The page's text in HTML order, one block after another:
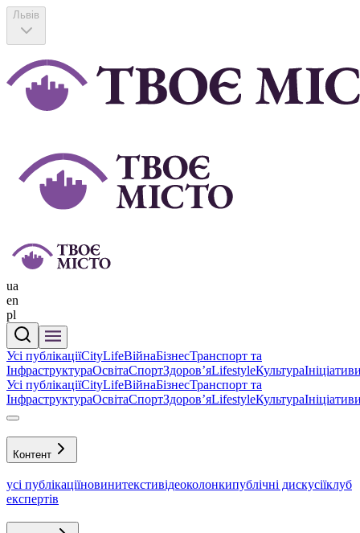
Львів
ua
en
pl
Усі публікаціїCityLifeВійнаБізнесТранспорт та
ІнфраструктураОсвітаСпортЗдоровʼяLifestyleКультура
Усі публікаціїCityLifeВійнаБізнесТранспорт та
ІнфраструктураОсвітаСпортЗдоровʼяLifestyleКультура
Контент
усі публікаціїновинитекстивідеоколонкипублічні дискусіїклуб
експертів